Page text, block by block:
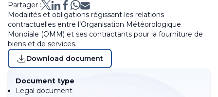
Partager :
Modalités et obligations régissant les relations
contractuelles entre l’Organisation Météorologique
Mondiale (OMM) et ses contractants pour la fourniture de
biens et de services.
Download document
Document type
Legal document